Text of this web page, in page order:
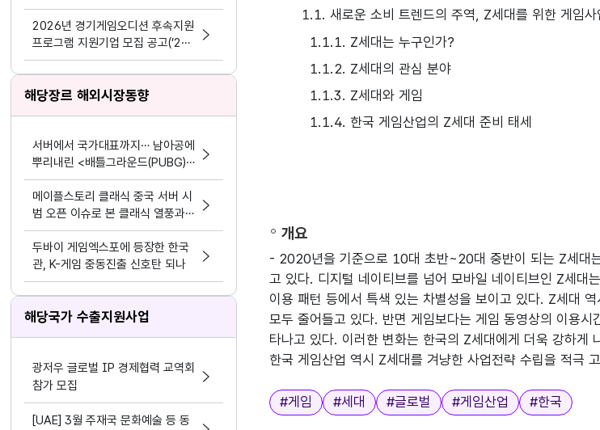
2026년 경기게임오디션 후속지원
프로그램 지원기업 모집 공고(’24
~’25년 선정기업 대상)
해당장르 해외시장동향
서버에서 국가대표까지… 남아공에
뿌리내린 <배틀그라운드(PUBG)
모바일>
메이플스토리 클래식 중국 서버 시
범 오픈 이슈로 본 클래식 열풍과
시의성
두바이 게임엑스포에 등장한 한국
관, K-게임 중동진출 신호탄 되나
해당국가 수출지원사업
광저우 글로벌 IP 경제협력 교역회
참가 모집
[UAE] 3월 주재국 문화예술 등 동
1.1. 새로운 소비 트렌드의 주역, Z세대를 위한 게임사
1.1.1. Z세대는 누구인가?
1.1.2. Z세대의 관심 분야
1.1.3. Z세대와 게임
1.1.4. 한국 게임산업의 Z세대 준비 태세
개요
- 2020년을 기준으로 10대 초반~20대 중반이 되는 Z세대
고 있다. 디지털 네이티브를 넘어 모바일 네이티브인 Z세대
이용 패턴 등에서 특색 있는 차별성을 보이고 있다. Z세대
모두 줄어들고 있다. 반면 게임보다는 게임 동영상의 이용
타나고 있다. 이러한 변화는 한국의 Z세대에게 더욱 강하게
한국 게임산업 역시 Z세대를 겨냥한 사업전략 수립을 적극
태그
#게임 #세대 #글로벌 #게임산업 #한국